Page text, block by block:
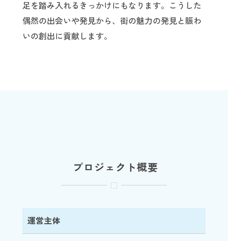
足を踏み入れるきっかけにもなります。こうした
偶然の出会いや発見から、街の魅力の発見と賑わ
いの創出に貢献します。
プロジェクト概要
運営主体